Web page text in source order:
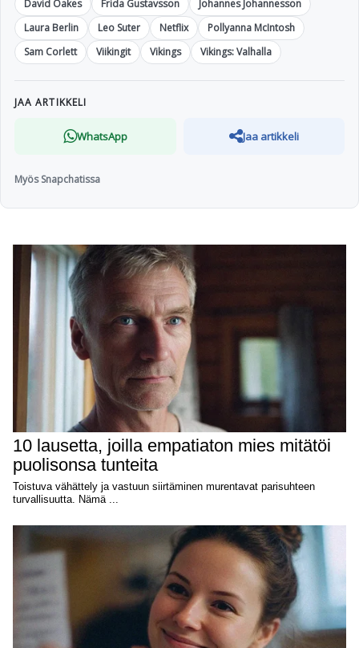
David Oakes
Frida Gustavsson
Johannes Johannesson
Laura Berlin
Leo Suter Netflix
Pollyanna McIntosh
Sam Corlett
Viikingit Vikings Vikings: Valhalla
JAA ARTIKKELI
WhatsApp Jaa artikkeli
Myös Snapchatissa